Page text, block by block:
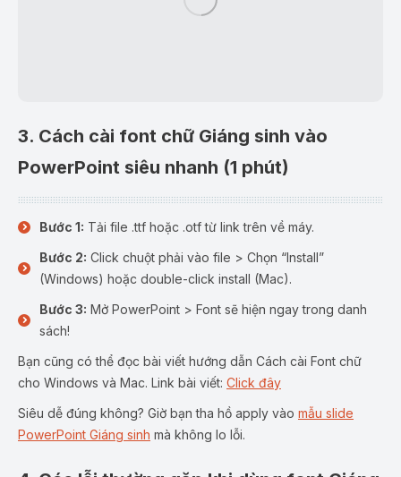
3. Cách cài font chữ Giáng sinh vào
PowerPoint siêu nhanh (1 phút)
Bước 1: Tải file .ttf hoặc .otf từ link trên về máy.
Bước 2: Click chuột phải vào file > Chọn “Install”
(Windows) hoặc double-click install (Mac).
Bước 3: Mở PowerPoint > Font sẽ hiện ngay trong danh
sách!
Bạn cũng có thể đọc bài viết hướng dẫn Cách cài Font chữ
cho Windows và Mac. Link bài viết: Click đây
Siêu dễ đúng không? Giờ bạn tha hồ apply vào mẫu slide
PowerPoint Giáng sinh mà không lo lỗi.